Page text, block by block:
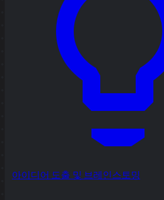
아이디어 도출 및 브레인스토밍